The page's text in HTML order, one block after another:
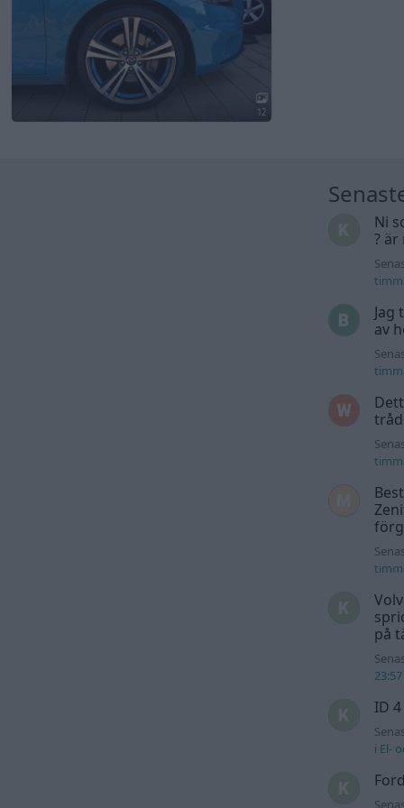
12
Ni
? är
Jag
av
på
23:57
ID 4
i El-